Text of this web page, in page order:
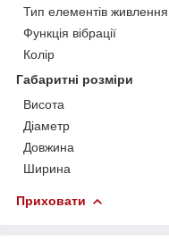
Тип елементів живлення
Функція вібрації
Колір
Габаритні розміри
Висота
Діаметр
Довжина
Ширина
Приховати